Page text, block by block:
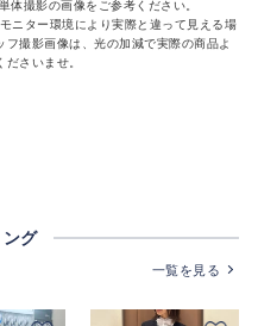
体撮影の画像をご参考ください。
ニター環境により実際と違って見える場
撮影画像は、光の加減で実際の商品よ
さいませ。
グ
一覧を見る